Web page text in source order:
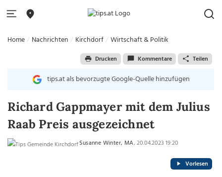
Home Nachrichten Kirchdorf Wirtschaft & Politik
Drucken Kommentare Teilen
tips.at als bevorzugte Google-Quelle hinzufügen
Richard Gappmayer mit dem Julius
Raab Preis ausgezeichnet
Susanne Winter, MA, 20.04.2023 19:20
Vorlesen